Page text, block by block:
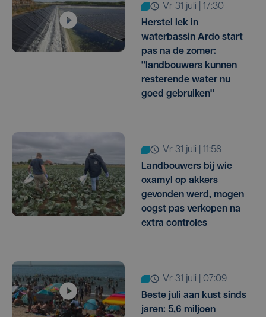
vr 31 juli | 17:30
Herstel lek in
waterbassin Ardo start
pas na de zomer:
"landbouwers kunnen
resterende water nu
goed gebruiken"
vr 31 juli | 11:58
Landbouwers bij wie
oxamyl op akkers
gevonden werd, mogen
oogst pas verkopen na
extra controles
vr 31 juli | 07:09
Beste juli aan kust sinds
jaren: 5,6 miljoen